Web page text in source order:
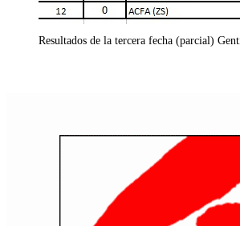
Resultados de la tercera fecha (parcial)